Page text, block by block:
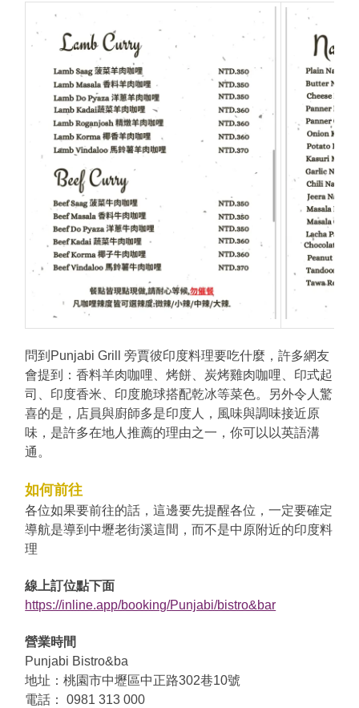
問到Punjabi Grill 旁賈彼印度料理要吃什麼，許多網友
會提到：香料羊肉咖哩、烤餅、 炭烤雞肉咖哩、 印式起
司、 印度香米、 印度脆球搭配乾冰等菜色。另外令人驚
喜的是， 店員與廚師多是印度人，風味與調味接近原
味，是許多在地人推薦的理由之一，你可以以英語溝
通。
如何前往
各位如果要前往的話，這邊要先提醒各位，一定要確定
導航是導到中壢老街溪這間，而不是中原附近的印度料
理
線上訂位點下面
https://inline.app/booking/Punjabi/bistro&bar
營業時間
Punjabi Bistro&ba
地址：桃園市中壢區中正路302巷10號
電話： 0981 313 000